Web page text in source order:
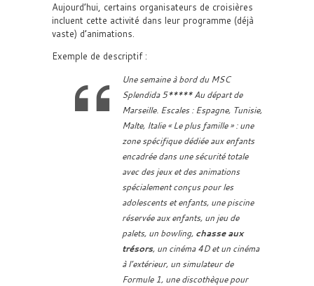
Aujourd’hui, certains organisateurs de croisières
incluent cette activité dans leur programme (déjà
vaste) d’animations.
Exemple de descriptif :
Une semaine à bord du MSC
Splendida 5***** Au départ de
Marseille. Escales : Espagne, Tunisie,
Malte, Italie « Le plus famille » : une
zone spécifique dédiée aux enfants
encadrée dans une sécurité totale
avec des jeux et des animations
spécialement conçus pour les
adolescents et enfants, une piscine
réservée aux enfants, un jeu de
palets, un bowling, chasse aux
trésors, un cinéma 4D et un cinéma
à l’extérieur, un simulateur de
Formule 1, une discothèque pour